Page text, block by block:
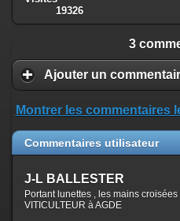
19326
3
Ajouter un
Montrer les commentaires
Commentaires utilisateur
J-L BALLESTER
Portant lunettes , les mains
VITICULTEUR à AGDE